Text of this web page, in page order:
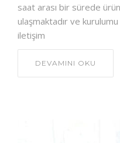
saat arası bir sürede
ulaşmaktadır ve
iletişim
DEVAMINI OKU